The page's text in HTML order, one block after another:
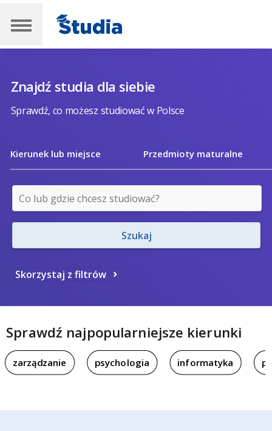
Znajdź studia dla siebie
Sprawdź, co możesz studiować w Polsce
Kierunek lub miejsce Przedmioty maturalne
Szukaj
Skorzystaj z filtrów
Sprawdź najpopularniejsze kierunki
zarządzanie psychologia informatyka